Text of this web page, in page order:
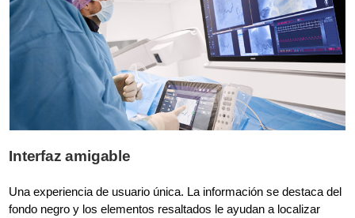
Interfaz amigable
Una experiencia de usuario única. La información se destaca del
fondo negro y los elementos resaltados le ayudan a localizar